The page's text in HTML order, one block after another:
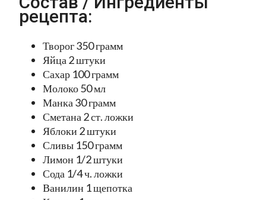
рецепта:
Творог 350 грамм
Яйца 2 штуки
Сахар 100 грамм
Молоко 50 мл
Манка 30 грамм
Сметана 2 ст. ложки
Яблоки 2 штуки
Сливы 150 грамм
Лимон 1/2 штуки
Сода 1/4 ч. ложки
Ванилин 1 щепотка